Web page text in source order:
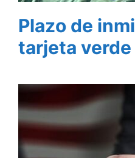
Plazo de
tarjeta verde